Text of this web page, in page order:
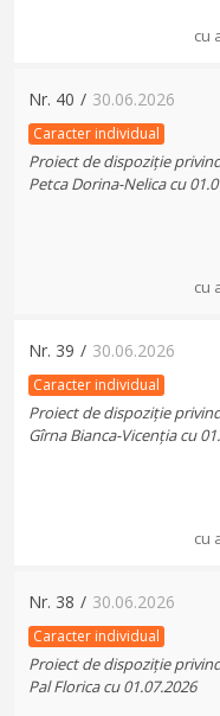
cu
Nr. 40 / 30.06.2026
Caracter individual
Proiect de dispoziție
Petca Dorina-Nelica cu
cu
Nr. 39 / 30.06.2026
Caracter individual
Proiect de dispoziție
Gîrna Bianca-Vicenția cu
cu
Nr. 38 / 30.06.2026
Caracter individual
Proiect de dispoziție
Pal Florica cu 01.07.2026